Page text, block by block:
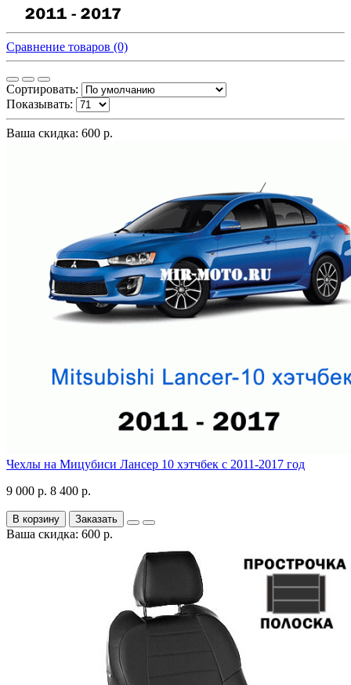
Сравнение товаров (0)
Сортировать:
Показывать:
Ваша скидка: 600 р.
Чехлы на Мицубиси Лансер 10 хэтчбек с 2011-2017 год
9 000 р. 8 400 р.
В корзину Заказать
Ваша скидка: 600 р.